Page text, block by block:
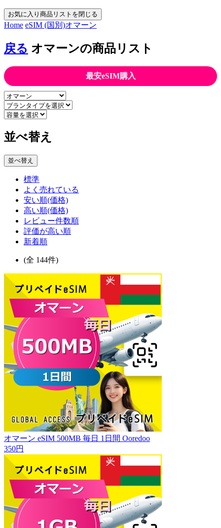
お気に入り商品リストを閉じる
Home eSIM (国別)オマーン
戻る オマーンの商品リスト
最安eSIM購入
並べ替え
並べ替え
標準
よく売れている
安い順(価格)
高い順(価格)
レビュー件数順
評価が高い順
新着順
(全 144件)
オマーン eSIM 500MB 毎日 1日間 Ooredoo
350円